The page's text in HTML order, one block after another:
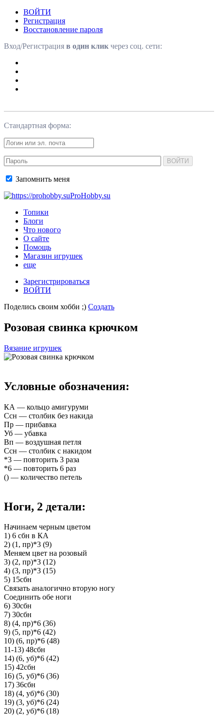
ВОЙТИ
Регистрация
Восстановление пароля
Вход/Регистрация в один клик через соц. сети:
Стандартная форма:
ВОЙТИ
Запомнить меня
ProHobby.su
Топики
Блоги
Что нового
О сайте
Помощь
Магазин игрушек
еще
Зарегистрироваться
ВОЙТИ
Поделись своим хобби ;) Создать
Розовая свинка крючком
Вязание игрушек
Условные обозначения:
КА — кольцо амигуруми
Ссн — столбик без накида
Пр — прибавка
Уб — убавка
Вп — воздушная петля
Ссн — столбик с накидом
*3 — повторить 3 раза
*6 — повторить 6 раз
() — количество петель
Ноги, 2 детали:
Начинаем черным цветом
1) 6 сбн в КА
2) (1, пр)*3 (9)
Меняем цвет на розовый
3) (2, пр)*3 (12)
4) (3, пр)*3 (15)
5) 15сбн
Связать аналогично вторую ногу
Соединить обе ноги
6) 30сбн
7) 30сбн
8) (4, пр)*6 (36)
9) (5, пр)*6 (42)
10) (6, пр)*6 (48)
11-13) 48сбн
14) (6, уб)*6 (42)
15) 42сбн
16) (5, уб)*6 (36)
17) 36сбн
18) (4, уб)*6 (30)
19) (3, уб)*6 (24)
20) (2, уб)*6 (18)